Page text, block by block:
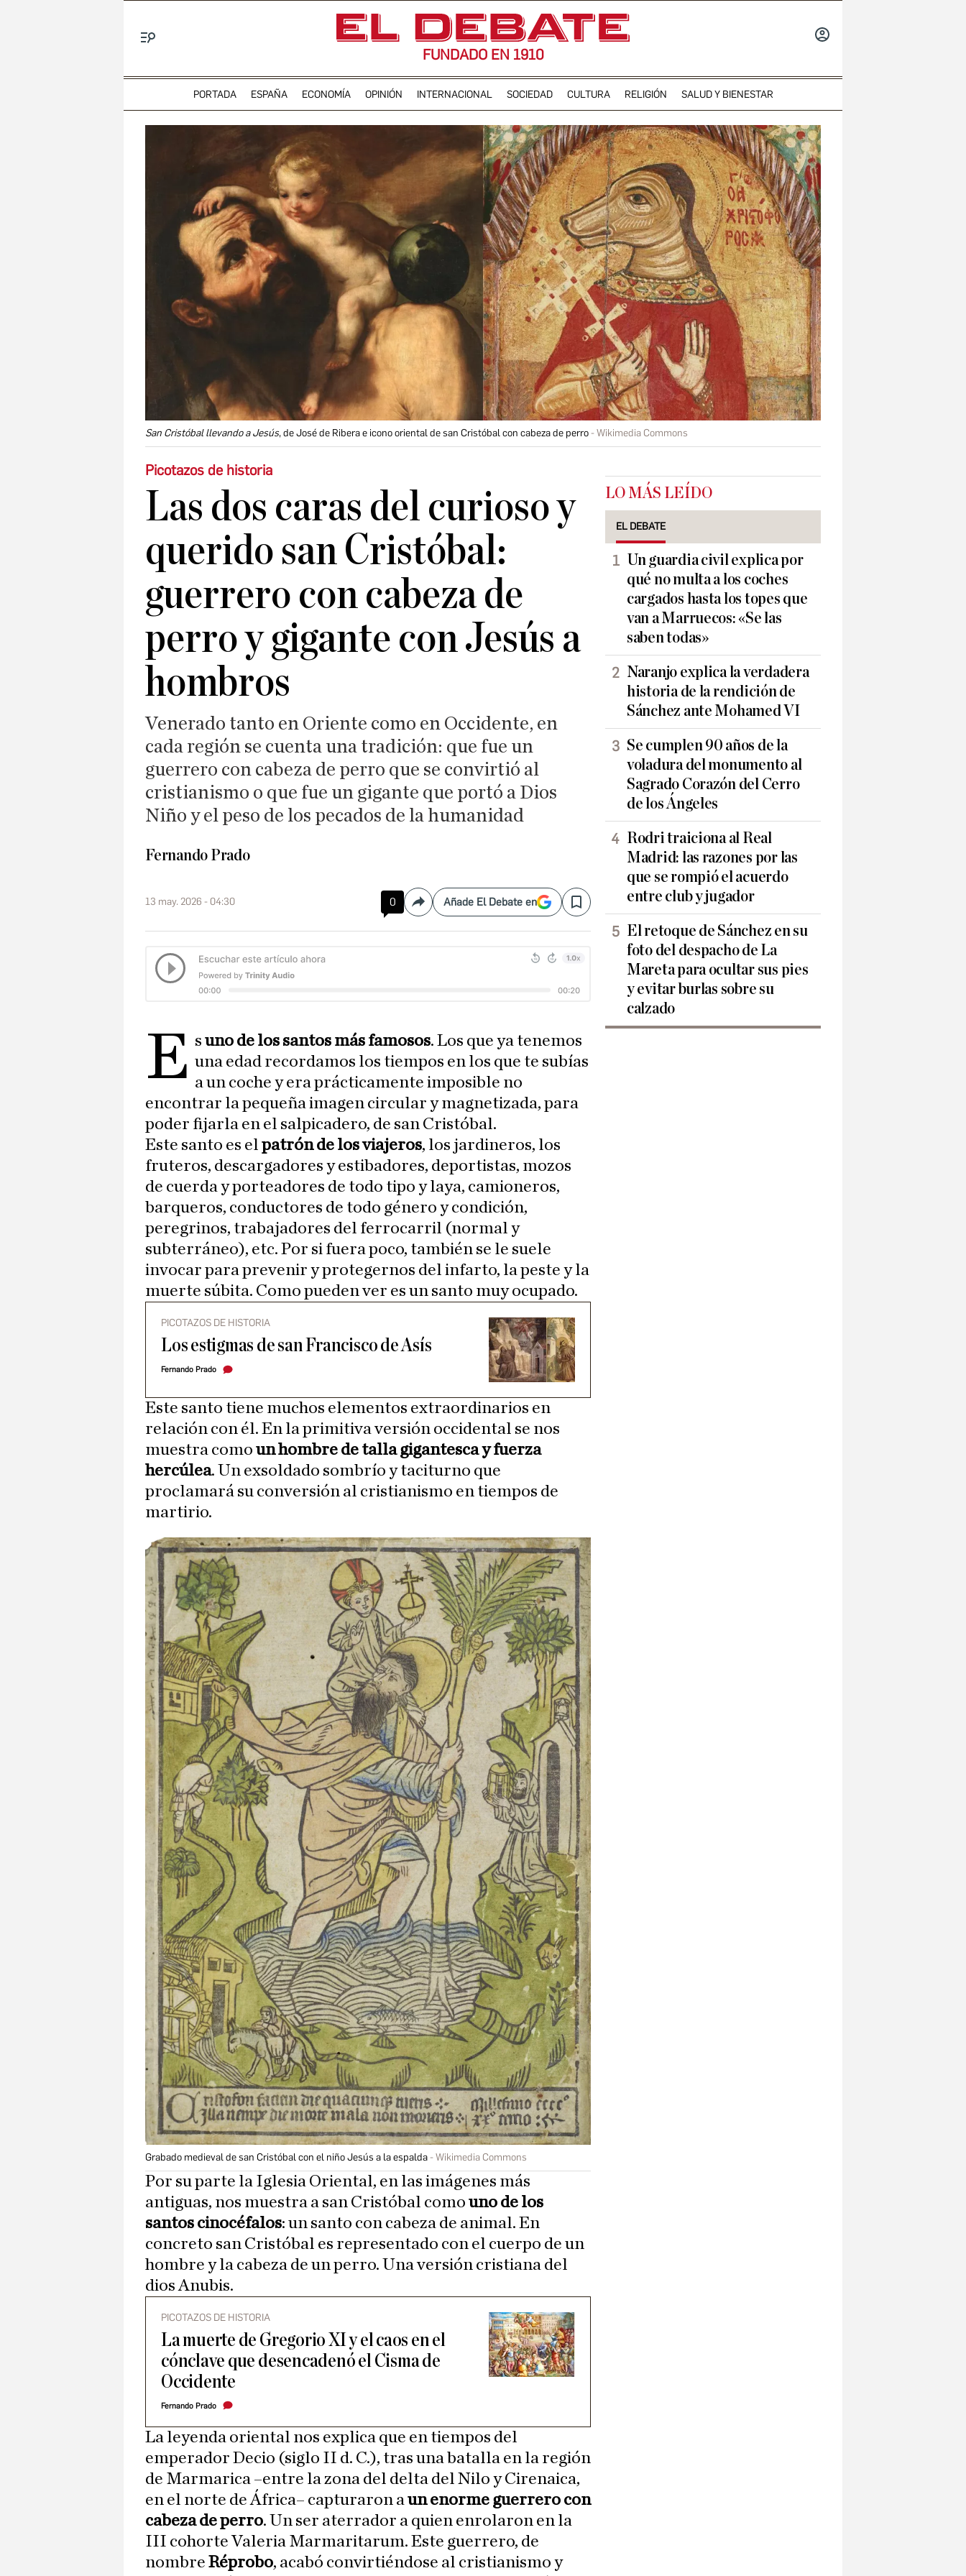
FUNDADO EN 1910
PORTADA ESPAÑA ECONOMÍA OPINIÓN INTERNACIONAL SOCIEDAD CULTURA RELIGIÓN SALUD Y BIENESTAR
San Cristóbal llevando a Jesús, de José de Ribera e icono oriental de san Cristóbal con cabeza de perro Wikimedia Commons
Picotazos de historia
Las dos caras del curioso y
querido san Cristóbal:
guerrero con cabeza de
perro y gigante con Jesús a
hombros
Venerado tanto en Oriente como en Occidente, en
cada región se cuenta una tradición: que fue un
guerrero con cabeza de perro que se convirtió al
cristianismo o que fue un gigante que portó a Dios
Niño y el peso de los pecados de la humanidad
Fernando Prado
13 may. 2026 - 04:30 0 CompartirAñade El Debate en Save
E suno de los santos más famosos. Los que ya tenemos
una edad recordamos los tiempos en los que te subías
a un coche y era prácticamente imposible no
encontrar la pequeña imagen circular y magnetizada, para
poder fijarla en el salpicadero, de san Cristóbal.
Este santo es el patrón de los viajeros, los jardineros, los
fruteros, descargadores y estibadores, deportistas, mozos
de cuerda y porteadores de todo tipo y laya, camioneros,
barqueros, conductores de todo género y condición,
peregrinos, trabajadores del ferrocarril (normal y
subterráneo), etc. Por si fuera poco, también se le suele
invocar para prevenir y protegernos del infarto, la peste y la
muerte súbita. Como pueden ver es un santo muy ocupado.
PICOTAZOS DE HISTORIA
Los estigmas de san Francisco de Asís
Fernando Prado
Este santo tiene muchos elementos extraordinarios en
relación con él. En la primitiva versión occidental se nos
muestra como un hombre de talla gigantesca y fuerza
hercúlea. Un exsoldado sombrío y taciturno que
proclamará su conversión al cristianismo en tiempos de
martirio.
Grabado medieval de san Cristóbal con el niño Jesús a la espalda Wikimedia Commons
Por su parte la Iglesia Oriental, en las imágenes más
antiguas, nos muestra a san Cristóbal como uno de los
santos cinocéfalos: un santo con cabeza de animal. En
concreto san Cristóbal es representado con el cuerpo de un
hombre y la cabeza de un perro. Una versión cristiana del
dios Anubis.
PICOTAZOS DE HISTORIA
La muerte de Gregorio XI y el caos en el
cónclave que desencadenó el Cisma de
Occidente
Fernando Prado
La leyenda oriental nos explica que en tiempos del
emperador Decio (siglo II d. C.), tras una batalla en la región
de Marmarica –entre la zona del delta del Nilo y Cirenaica,
en el norte de África– capturaron aun enorme guerrero con
cabeza de perro. Un ser aterrador a quien enrolaron en la
III cohorte Valeria Marmaritarum. Este guerrero, de
nombre Réprobo, acabó convirtiéndose al cristianismo y
LO MÁS LEÍDO
EL DEBATE
Un guardia civil explica por
qué no multa a los coches
cargados hasta los topes que
van a Marruecos: «Se las
saben todas»
Naranjo explica la verdadera
historia de la rendición de
Sánchez ante Mohamed VI
Se cumplen 90 años de la
voladura del monumento al
Sagrado Corazón del Cerro
de los Ángeles
Rodri traiciona al Real
Madrid: las razones por las
que se rompió el acuerdo
entre club y jugador
El retoque de Sánchez en su
foto del despacho de La
Mareta para ocultar sus pies
y evitar burlas sobre su
calzado